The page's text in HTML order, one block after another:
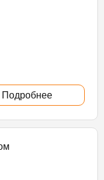
Подробнее